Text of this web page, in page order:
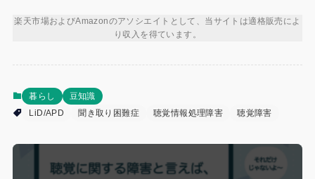
楽天市場およびAmazonのアソシエイトとして、当サイトは適格販売によ
り収入を得ています。
暮らし
豆知識
LiD/APD
聞き取り困難症 聴覚情報処理障害 聴覚障害